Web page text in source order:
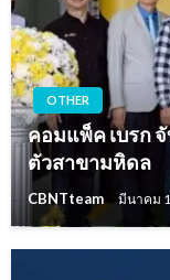
OTHER
คอมแพ็ค เบรก
ตัวสาขามหิดล
CBNTteam มีนาคม